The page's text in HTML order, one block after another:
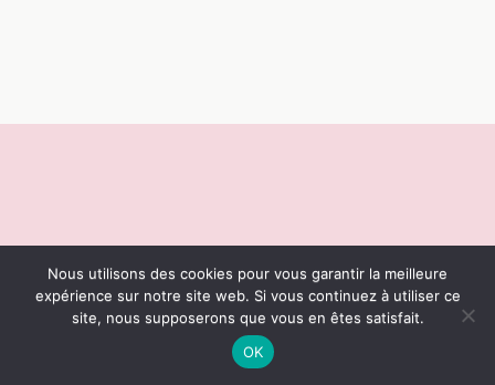
Nous utilisons des cookies pour vous garantir la meilleure
expérience sur notre site web. Si vous continuez à utiliser ce
site, nous supposerons que vous en êtes satisfait.
OK